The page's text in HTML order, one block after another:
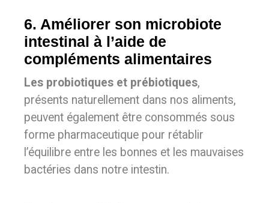
6. Améliorer son microbiote
intestinal à l’aide de
compléments alimentaires
Les probiotiques et prébiotiques,
présents naturellement dans nos aliments,
peuvent également être consommés sous
forme pharmaceutique pour rétablir
l’équilibre entre les bonnes et les mauvaises
bactéries dans notre intestin.